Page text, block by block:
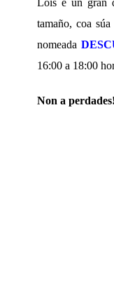
tamaño, coa
nomeada
16:00 a 18:00
Non a perdades!